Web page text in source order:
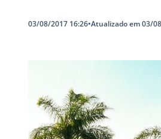
03/08/2017 16:26•Atualizado em 03/